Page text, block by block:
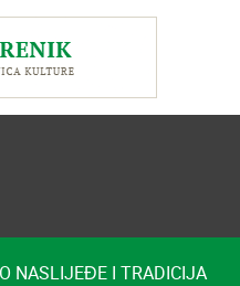
NASLIJEĐE I TRADICIJA